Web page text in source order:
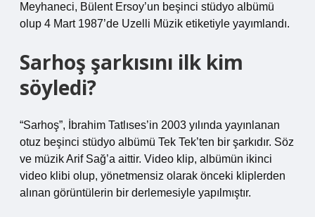
Meyhaneci, Bülent Ersoy’un beşinci stüdyo albümü
olup 4 Mart 1987’de Uzelli Müzik etiketiyle yayımlandı.
Sarhoş şarkısını ilk kim
söyledi?
“Sarhoş”, İbrahim Tatlıses’in 2003 yılında yayınlanan
otuz beşinci stüdyo albümü Tek Tek’ten bir şarkıdır. Söz
ve müzik Arif Sağ’a aittir. Video klip, albümün ikinci
video klibi olup, yönetmensiz olarak önceki kliplerden
alınan görüntülerin bir derlemesiyle yapılmıştır.